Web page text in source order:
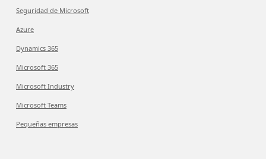
Seguridad de Microsoft
Azure
Dynamics 365
Microsoft 365
Microsoft Industry
Microsoft Teams
Pequeñas empresas